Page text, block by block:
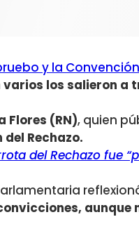
y la
varios los salieron a
Flores (RN), quien
Rechazo.
del Rechazo fue
aunque